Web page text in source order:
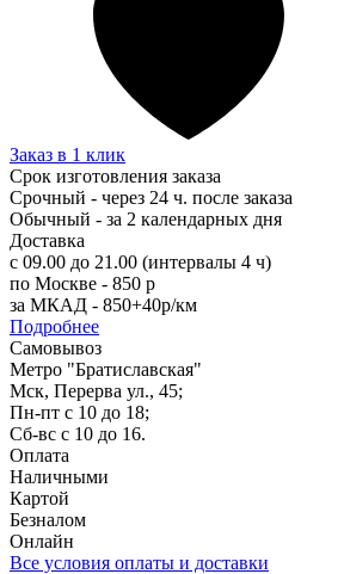
Заказ в 1 клик
Срок изготовления заказа
Срочный - через 24 ч. после заказа
Обычный - за 2 календарных дня
Доставка
с 09.00 до 21.00 (интервалы 4 ч)
по Москве - 850 р
за МКАД - 850+40р/км
Подробнее
Самовывоз
Метро "Братиславская"
Мск, Перерва ул., 45;
Пн-пт с 10 до 18;
Сб-вс с 10 до 16.
Оплата
Наличными
Картой
Безналом
Онлайн
Все условия оплаты и доставки